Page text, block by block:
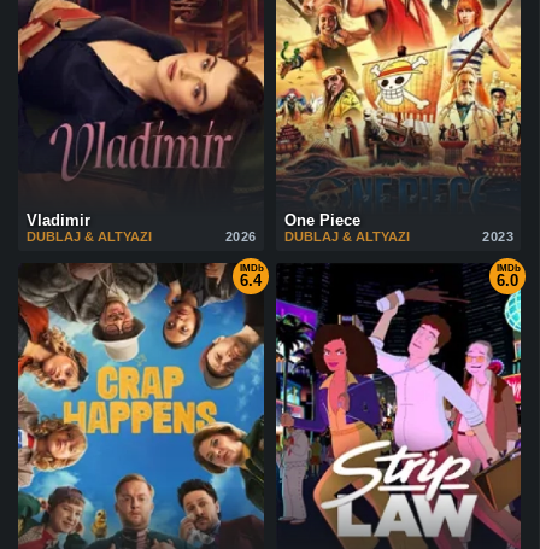
Vladimir
2026
DUBLAJ & ALTYAZI
One Piece
2023
DUBLAJ & ALTYAZI
IMDb
6.4
IMDb
6.0